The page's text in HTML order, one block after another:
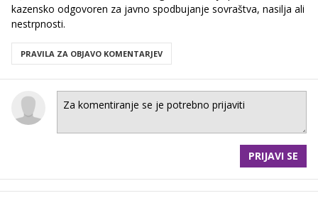
kazensko odgovoren za javno spodbujanje sovraštva, nasilja ali
nestrpnosti.
PRAVILA ZA OBJAVO KOMENTARJEV
PRIJAVI SE